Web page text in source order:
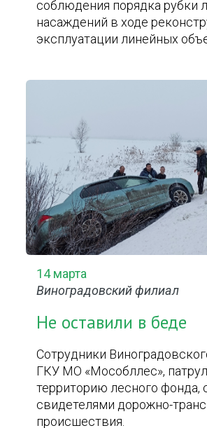
соблюдения порядка рубки
насаждений в ходе
эксплуатации линейных
14 марта
Виноградовский филиал
Не оставили в беде
Сотрудники
ГКУ МО «Мособллес»,
территорию лесного фонда,
свидетелями дорожно-
происшествия.